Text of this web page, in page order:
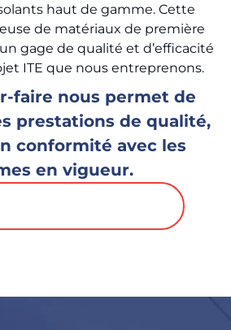
haut de gamme. Cette
de matériaux de première
gage de qualité et d’efficacité
ITE que nous entreprenons.
faire nous permet de
prestations de qualité,
conformité avec les
en vigueur.